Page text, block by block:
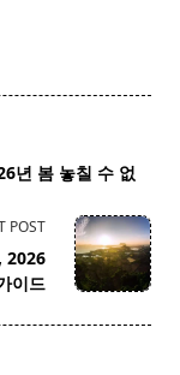
년 봄 놓칠 수 없
POST
2026
이드